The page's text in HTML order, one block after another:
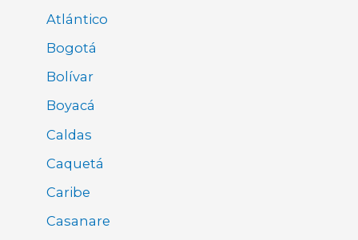
Atlántico
Bogotá
Bolívar
Boyacá
Caldas
Caquetá
Caribe
Casanare